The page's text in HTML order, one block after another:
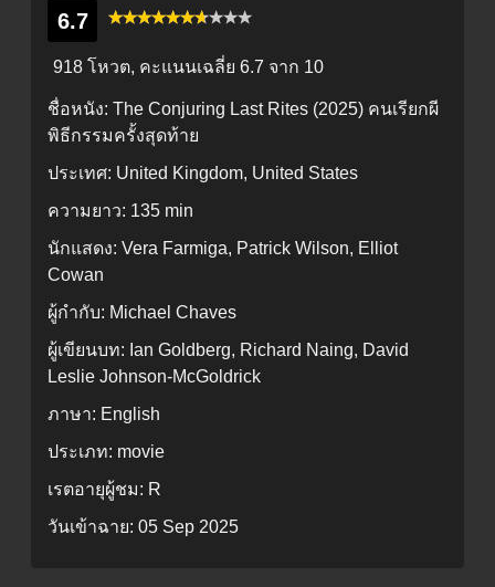
6.7
918 โหวต, คะแนนเฉลี่ย 6.7 จาก 10
ชื่อหนัง: The Conjuring Last Rites (2025) คนเรียกผี
พิธีกรรมครั้งสุดท้าย
ประเทศ: United Kingdom, United States
ความยาว: 135 min
นักแสดง: Vera Farmiga, Patrick Wilson, Elliot
Cowan
ผู้กำกับ: Michael Chaves
ผู้เขียนบท: Ian Goldberg, Richard Naing, David
Leslie Johnson-McGoldrick
ภาษา: English
ประเภท: movie
เรตอายุผู้ชม: R
วันเข้าฉาย: 05 Sep 2025